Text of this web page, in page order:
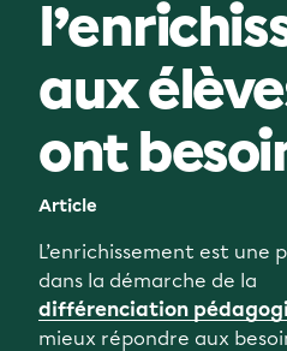
aux
ont
Article
L’enrichissement est une
dans la démarche de la
différenciation
mieux répondre aux